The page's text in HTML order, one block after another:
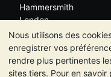
Nous utilisons des
enregistrer vos
rendre plus pertinentes
sites tiers. Pour en
Hammersmith
London
W6 8DA
ROYAUME UNI